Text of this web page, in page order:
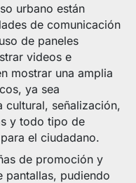
urbano están
de comunicación
de paneles
videos e
mostrar una amplia
ya sea
señalización,
y todo tipo de
el ciudadano.
de promoción y
pudiendo